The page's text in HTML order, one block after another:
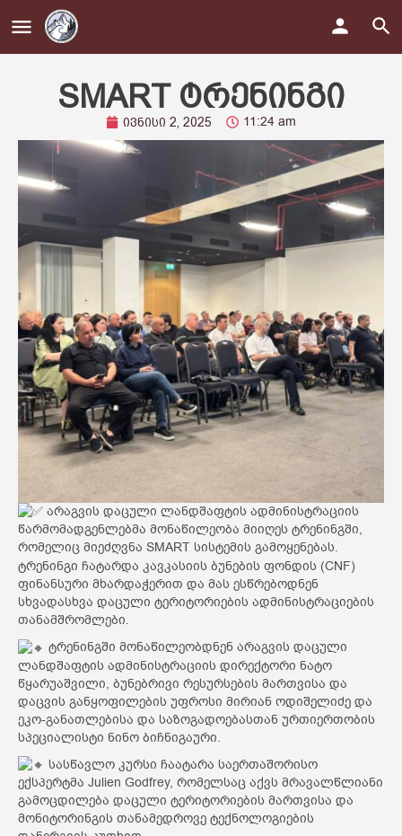
SMART ტრენინგი
ივნისი 2, 2025 11:24 am
არაგვის დაცული ლანდშაფტის ადმინისტრაციის
წარმომადგენლებმა მონაწილეობა მიიღეს ტრენინგში,
რომელიც მიეძღვნა SMART სისტემის გამოყენებას.
ტრენინგი ჩატარდა კავკასიის ბუნების ფონდის (CNF)
ფინანსური მხარდაჭერით და მას ესწრებოდნენ
სხვადასხვა დაცული ტერიტორიების ადმინისტრაციების
თანამშრომლები.
ტრენინგში მონაწილეობდნენ არაგვის დაცული
ლანდშაფტის ადმინისტრაციის დირექტორი ნატო
წყარუაშვილი, ბუნებრივი რესურსების მართვისა და
დაცვის განყოფილების უფროსი მირიან ოდიშელიძე და
ეკო-განათლებისა და საზოგადოებასთან ურთიერთობის
სპეციალისტი ნინო ბიჩნიგაური.
სასწავლო კურსი ჩაატარა საერთაშორისო
ექსპერტმა Julien Godfrey, რომელსაც აქვს მრავალწლიანი
გამოცდილება დაცული ტერიტორიების მართვისა და
მონიტორინგის თანამედროვე ტექნოლოგიების